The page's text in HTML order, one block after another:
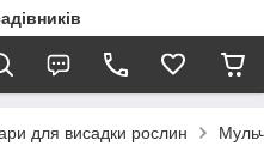
для висадки рослин